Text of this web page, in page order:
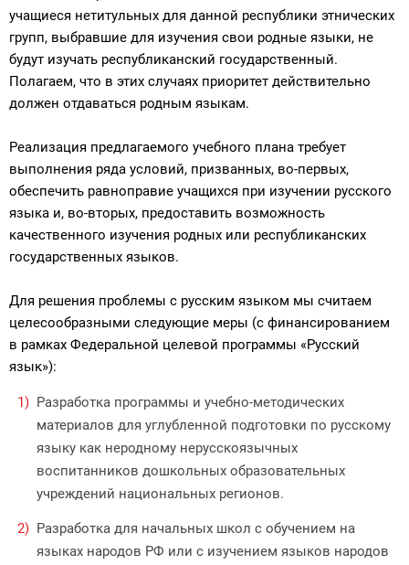
учащиеся нетитульных для данной республики этнических
групп, выбравшие для изучения свои родные языки, не
будут изучать республиканский государственный.
Полагаем, что в этих случаях приоритет действительно
должен отдаваться родным языкам.
Реализация предлагаемого учебного плана требует
выполнения ряда условий, призванных, во-первых,
обеспечить равноправие учащихся при изучении русского
языка и, во-вторых, предоставить возможность
качественного изучения родных или республиканских
государственных языков.
Для решения проблемы с русским языком мы считаем
целесообразными следующие меры (с финансированием
в рамках Федеральной целевой программы «Русский
язык»):
Разработка программы и учебно-методических
материалов для углубленной подготовки по русскому
языку как неродному нерусскоязычных
воспитанников дошкольных образовательных
учреждений национальных регионов.
Разработка для начальных школ с обучением на
языках народов РФ или с изучением языков народов